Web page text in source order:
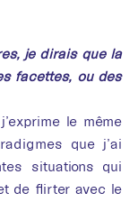
je dirais que la
facettes, ou des
le même
que j’ai
situations qui
de flirter avec le